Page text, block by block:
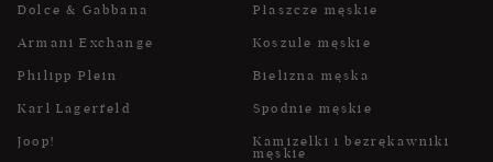
Dolce & Gabbana
Armani Exchange
Philipp Plein
Karl Lagerfeld
Joop!
Płaszcze męskie
Koszule męskie
Bielizna męska
Spodnie męskie
Kamizelki i bezrękawniki
męskie